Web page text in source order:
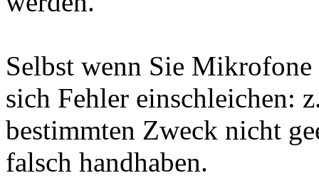
Selbst wenn Sie
sich Fehler einschleichen:
bestimmten Zweck nicht
falsch handhaben.